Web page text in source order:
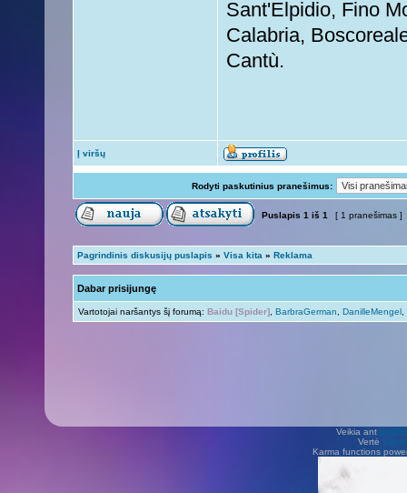
Sant'Elpidio, Fino
Calabria,
Cantù.
Į viršų
Rodyti paskutinius pranešimus:
Puslapis 1 iš 1 [ 1 pranešimas ]
Pagrindinis diskusijų puslapis » Visa kita » Reklama
Dabar prisijungę
Vartotojai naršantys šį forumą: Baidu [Spider] BarbraGerman DanilleMengel
Veikia ant
Vertė Vilius
Karma functions